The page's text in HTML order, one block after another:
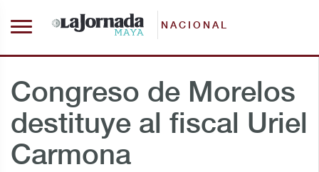
NACIONAL
Congreso de Morelos
destituye al fiscal Uriel
Carmona